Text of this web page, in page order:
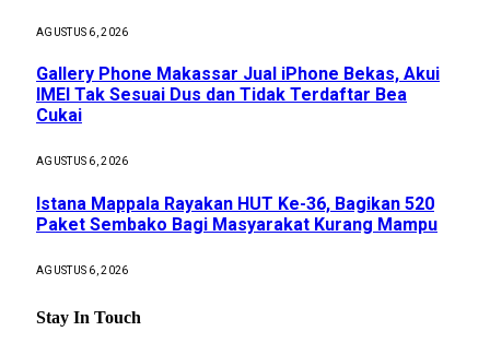
AGUSTUS 6, 2026
Gallery Phone Makassar Jual iPhone Bekas, Akui
IMEI Tak Sesuai Dus dan Tidak Terdaftar Bea
Cukai
AGUSTUS 6, 2026
Istana Mappala Rayakan HUT Ke-36, Bagikan 520
Paket Sembako Bagi Masyarakat Kurang Mampu
AGUSTUS 6, 2026
Stay In Touch